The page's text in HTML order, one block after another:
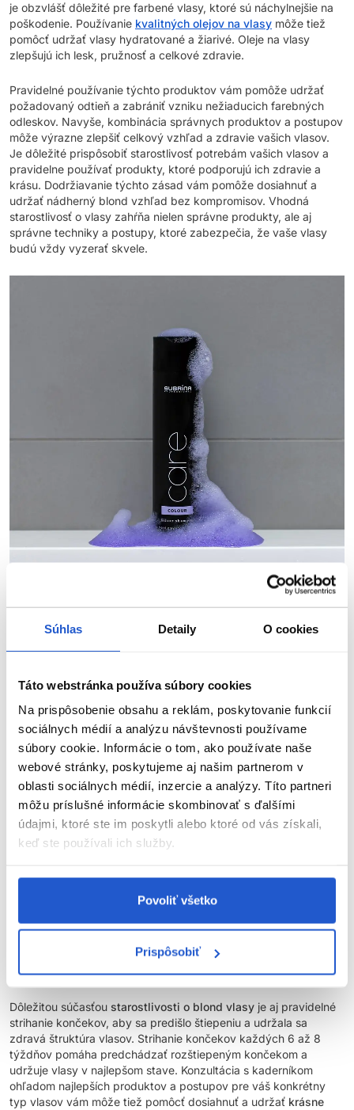
Súhlas Detaily O cookies
Táto webstránka používa súbory cookies
Na prispôsobenie obsahu a reklám, poskytovanie funkcií
sociálnych médií a analýzu návštevnosti používame
súbory cookie. Informácie o tom, ako používate naše
webové stránky, poskytujeme aj našim partnerom v
oblasti sociálnych médií, inzercie a analýzy. Títo partneri
môžu príslušné informácie skombinovať s ďalšími
údajmi, ktoré ste im poskytli alebo ktoré od vás získali,
keď ste používali ich služby.
Povoliť všetko
Prispôsobiť
je obzvlášť dôležité pre farbené vlasy, ktoré sú náchylnejšie na
poškodenie. Používanie kvalitných olejov na vlasy môže tiež
pomôcť udržať vlasy hydratované a žiarivé. Oleje na vlasy
zlepšujú ich lesk, pružnosť a celkové zdravie.
Pravidelné používanie týchto produktov vám pomôže udržať
požadovaný odtieň a zabrániť vzniku nežiaducich farebných
odleskov. Navyše, kombinácia správnych produktov a postupov
môže výrazne zlepšiť celkový vzhľad a zdravie vašich vlasov.
Je dôležité prispôsobiť starostlivosť potrebám vašich vlasov a
pravidelne používať produkty, ktoré podporujú ich zdravie a
krásu. Dodržiavanie týchto zásad vám pomôže dosiahnuť a
udržať nádherný blond vzhľad bez kompromisov. Vhodná
starostlivosť o vlasy zahŕňa nielen správne produkty, ale aj
správne techniky a postupy, ktoré zabezpečia, že vaše vlasy
budú vždy vyzerať skvele.
Ako sa správne o blond vlasy starať?
zdravia a krásy. Pravidelné používanie hydratačných a
dôležité na udržanie vlhkosti a predchádzanie lámavosti vlasov.
Hydratačné masky dodávajú vlasom potrebné živiny a zlepšujú
ich štruktúru, čo je obzvlášť dôležité pre farbené vlasy, ktoré sú
náchylné na poškodenie. Oleje na vlasy zlepšujú lesk a pružnosť
vlasov, čo im dodáva zdravý vzhľad. Produkt akoMatrix
Biolage All-In-One multifunkčný olejje skvelý na výživu a
posilnenie vlasov. Tento olej nielen hydratuje, ale aj chráni vlasy
pred poškodením a zlepšuje ich celkovú kondíciu.
minimalizovali riziko poškodenia a vyblednutia farby. Horúca
voda môže otvoriť kutikuly vlasov, čo vedie k strate farby a
tepelných ochranných sprejov
stylingom je tiež dôležité na ochranu vlasov pred poškodením
kulmy, môžu spôsobiť vážne poškodenie, ak sa nepoužívajú
správne ochranné produkty.
Dôležitou súčasťou starostlivosti o blond vlasy je aj pravidelné
strihanie končekov, aby sa predišlo štiepeniu a udržala sa
zdravá štruktúra vlasov. Strihanie končekov každých 6 až 8
týždňov pomáha predchádzať rozštiepeným končekom a
udržuje vlasy v najlepšom stave. Konzultácia s kaderníkom
ohľadom najlepších produktov a postupov pre váš konkrétny
typ vlasov vám môže tiež pomôcť dosiahnuť a udržať krásne